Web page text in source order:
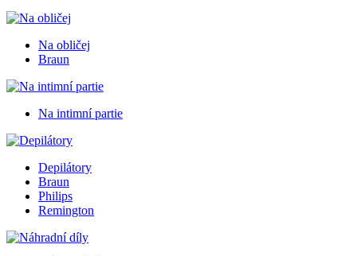
Na obličej
Braun
Na intimní partie
Depilátory
Braun
Philips
Remington